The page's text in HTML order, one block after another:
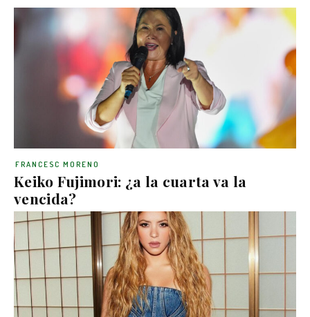
Keiko Fujimori: ¿a la cuarta va la
vencida?
FRANCESC MORENO